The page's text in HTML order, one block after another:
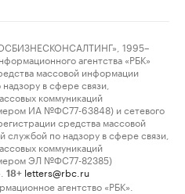
1995–
агентства «РБК»
массовой информации
в сфере связи,
коммуникаций
ИА №ФС77-63848) и сетевого
средства массовой
по надзору в сфере связи,
коммуникаций
ЭЛ №ФС77-82385)
18+ letters@rbc.ru
агентство «РБК».